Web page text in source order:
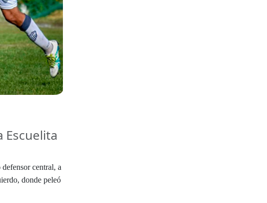
Escuelita
central, a
donde peleó